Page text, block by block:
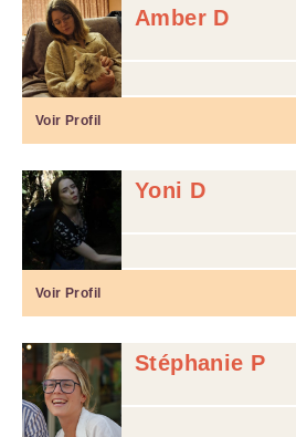
Amber D
Voir Profil
Yoni D
Voir Profil
Stéphanie P